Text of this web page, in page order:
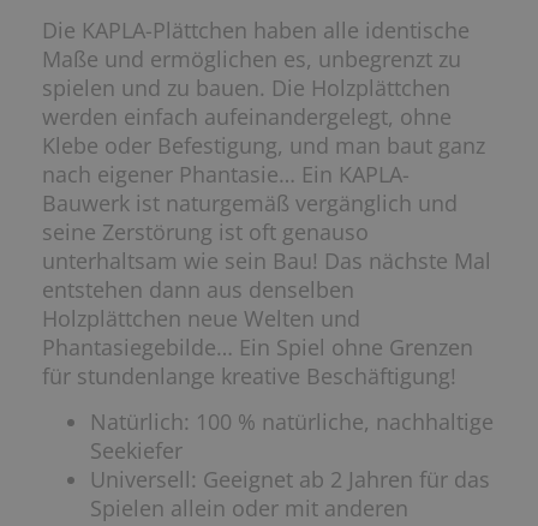
Die KAPLA-Plättchen haben alle identische
Maße und ermöglichen es, unbegrenzt zu
spielen und zu bauen. Die Holzplättchen
werden einfach aufeinandergelegt, ohne
Klebe oder Befestigung, und man baut ganz
nach eigener Phantasie… Ein KAPLA-
Bauwerk ist naturgemäß vergänglich und
seine Zerstörung ist oft genauso
unterhaltsam wie sein Bau! Das nächste Mal
entstehen dann aus denselben
Holzplättchen neue Welten und
Phantasiegebilde… Ein Spiel ohne Grenzen
für stundenlange kreative Beschäftigung!
Natürlich: 100 % natürliche, nachhaltige
Seekiefer
Universell: Geeignet ab 2 Jahren für das
Spielen allein oder mit anderen